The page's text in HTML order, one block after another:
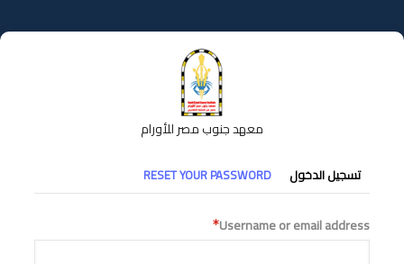
إلى
المحتوى
معهد جنوب مصر للأورام
التبويبات
الأساسية
تسجيل الدخول RESET YOUR PASSWORD
Username or email address